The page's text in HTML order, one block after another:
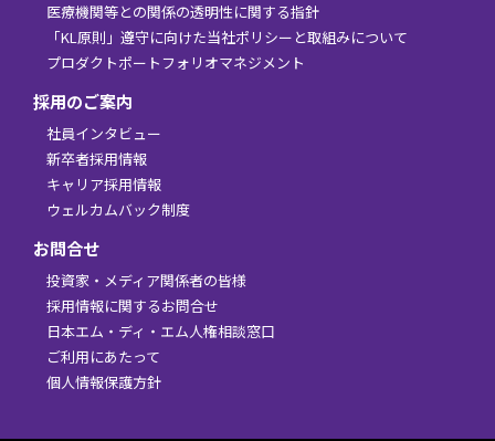
医療機関等との関係の透明性に関する指針
「KL原則」遵守に向けた当社ポリシーと取組みについて
プロダクトポートフォリオマネジメント
採用のご案内
社員インタビュー
新卒者採用情報
キャリア採用情報
ウェルカムバック制度
お問合せ
投資家・メディア関係者の皆様
採用情報に関するお問合せ
日本エム・ディ・エム人権相談窓口
ご利用にあたって
個人情報保護方針